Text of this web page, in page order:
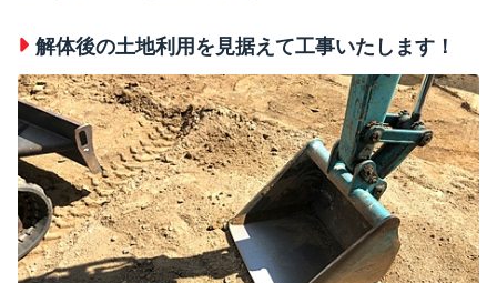
解体後の土地利用を見据えて工事いたします！